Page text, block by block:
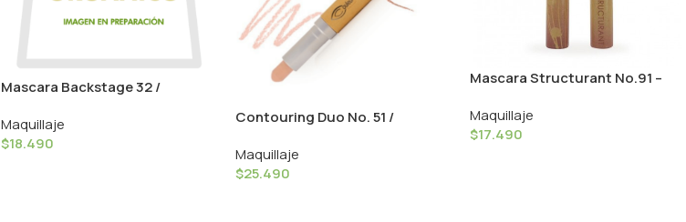
Mascara Backstage 32 /
Maquillaje
$18.490
Contouring Duo No. 51 /
Maquillaje
$25.490
Mascara Structurant No.91 –
Maquillaje
$17.490